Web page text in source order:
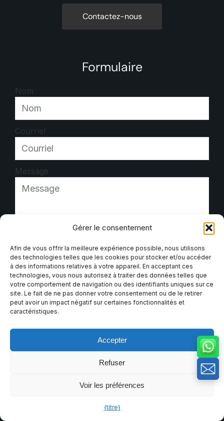
Gérer le consentement
Afin de vous offrir la meilleure expérience possible, nous utilisons
des technologies telles que les cookies pour stocker et/ou accéder
à des informations relatives à votre appareil. En acceptant ces
technologies, vous nous autorisez à traiter des données telles que
votre comportement de navigation ou des identifiants uniques sur ce
site. Le fait de ne pas donner votre consentement ou de le retirer
peut avoir un impact négatif sur certaines fonctionnalités et
caractéristiques.
Accepter
Refuser
Voir les préférences
{titre}
Contactez-nous
Formulaire
Nom
Courriel
Message
Envoyer
Services